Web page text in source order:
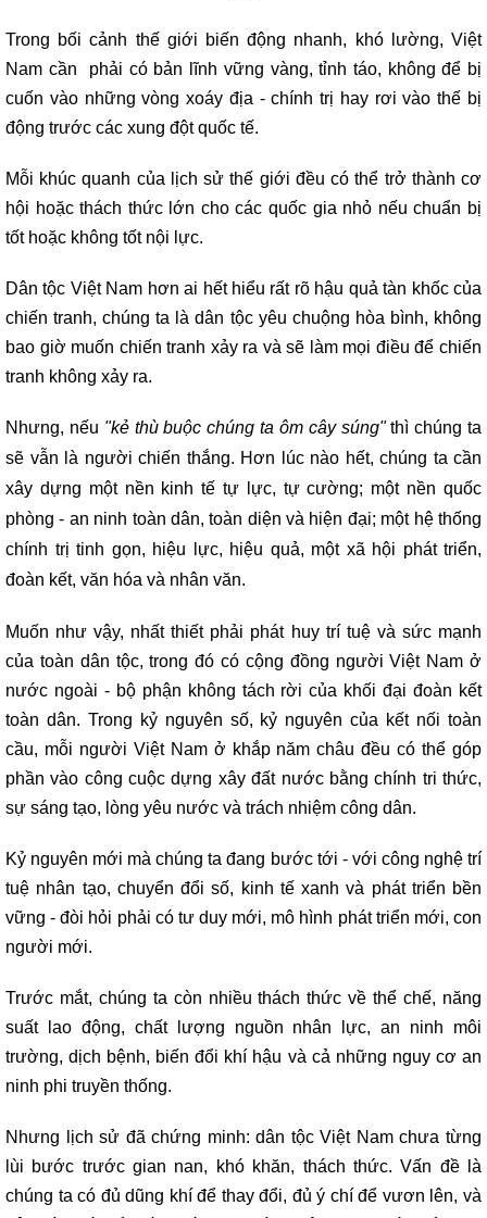
Trong bối cảnh thế giới biến động nhanh, khó lường, Việt
Nam cần phải có bản lĩnh vững vàng, tỉnh táo, không để bị
cuốn vào những vòng xoáy địa - chính trị hay rơi vào thế bị
động trước các xung đột quốc tế.
Mỗi khúc quanh của lịch sử thế giới đều có thể trở thành cơ
hội hoặc thách thức lớn cho các quốc gia nhỏ nếu chuẩn bị
tốt hoặc không tốt nội lực.
Dân tộc Việt Nam hơn ai hết hiểu rất rõ hậu quả tàn khốc của
chiến tranh, chúng ta là dân tộc yêu chuộng hòa bình, không
bao giờ muốn chiến tranh xảy ra và sẽ làm mọi điều để chiến
tranh không xảy ra.
Nhưng, nếu "kẻ thù buộc chúng ta ôm cây súng"thì chúng ta
sẽ vẫn là người chiến thắng. Hơn lúc nào hết, chúng ta cần
xây dựng một nền kinh tế tự lực, tự cường; một nền quốc
phòng - an ninh toàn dân, toàn diện và hiện đại; một hệ thống
chính trị tinh gọn, hiệu lực, hiệu quả, một xã hội phát triển,
đoàn kết, văn hóa và nhân văn.
Muốn như vậy, nhất thiết phải phát huy trí tuệ và sức mạnh
của toàn dân tộc, trong đó có cộng đồng người Việt Nam ở
nước ngoài - bộ phận không tách rời của khối đại đoàn kết
toàn dân. Trong kỷ nguyên số, kỷ nguyên của kết nối toàn
cầu, mỗi người Việt Nam ở khắp năm châu đều có thể góp
phần vào công cuộc dựng xây đất nước bằng chính tri thức,
sự sáng tạo, lòng yêu nước và trách nhiệm công dân.
Kỷ nguyên mới mà chúng ta đang bước tới - với công nghệ trí
tuệ nhân tạo, chuyển đổi số, kinh tế xanh và phát triển bền
vững - đòi hỏi phải có tư duy mới, mô hình phát triển mới, con
người mới.
Trước mắt, chúng ta còn nhiều thách thức về thể chế, năng
suất lao động, chất lượng nguồn nhân lực, an ninh môi
trường, dịch bệnh, biến đổi khí hậu và cả những nguy cơ an
ninh phi truyền thống.
Nhưng lịch sử đã chứng minh: dân tộc Việt Nam chưa từng
lùi bước trước gian nan, khó khăn, thách thức. Vấn đề là
chúng ta có đủ dũng khí để thay đổi, đủ ý chí để vươn lên, và